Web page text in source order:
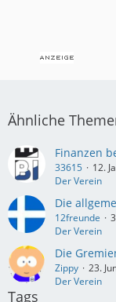
Ähnliche
Finanzen
33615
12.
Der Verein
Die
12freunde
Der Verein
Die
Zippy
23.
Der Verein
Tags